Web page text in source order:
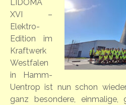
LIDOMA
XVI –
Elektro-
Edition im
Kraftwerk
Westfalen
in Hamm-
Uentrop ist nun schon
ganz besondere, einmalige,